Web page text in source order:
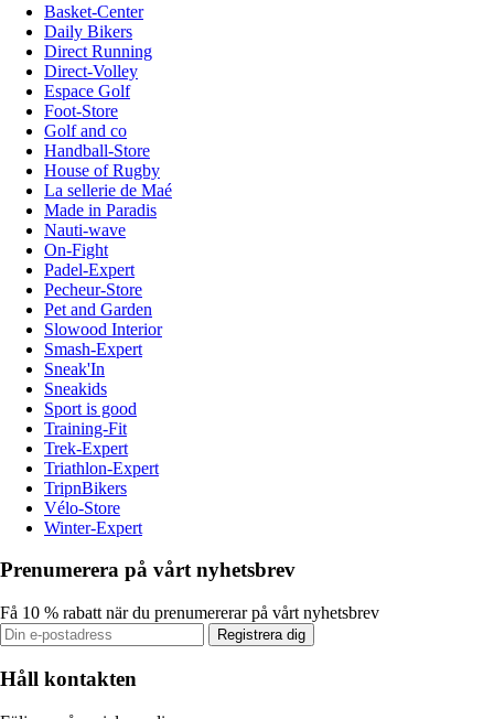
Basket-Center
Daily Bikers
Direct Running
Direct-Volley
Espace Golf
Foot-Store
Golf and co
Handball-Store
House of Rugby
La sellerie de Maé
Made in Paradis
Nauti-wave
On-Fight
Padel-Expert
Pecheur-Store
Pet and Garden
Slowood Interior
Smash-Expert
Sneak'In
Sneakids
Sport is good
Training-Fit
Trek-Expert
Triathlon-Expert
TripnBikers
Vélo-Store
Winter-Expert
Prenumerera på vårt nyhetsbrev
Få 10 % rabatt när du prenumererar på vårt nyhetsbrev
Registrera dig
Håll kontakten